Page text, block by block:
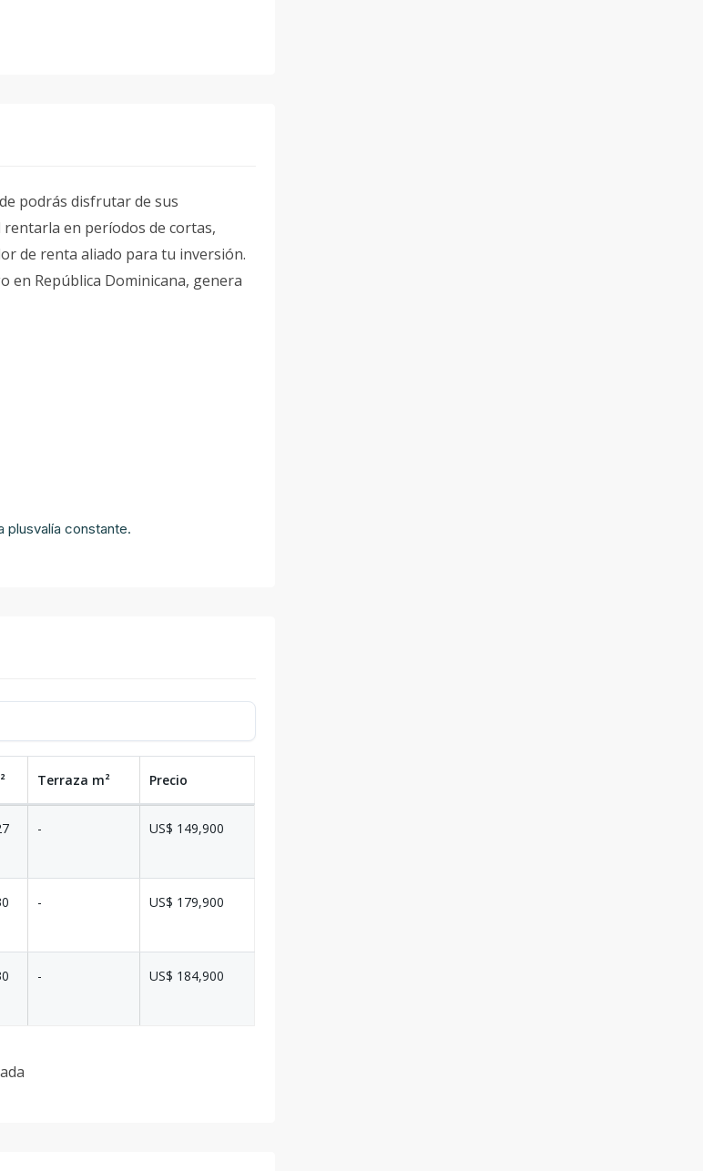
podrás disfrutar de sus
en períodos de cortas,
de renta aliado para tu inversión.
República Dominicana, genera
plusvalía constante.
Terraza m² Precio
- US$ 149,900
- US$ 179,900
- US$ 184,900